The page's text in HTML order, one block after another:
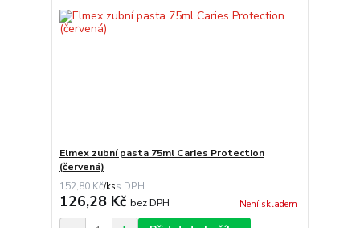
Elmex zubní pasta 75ml Caries Protection
(červená)
152,80 Kč/ks
126,28 Kč bez DPH Není skladem